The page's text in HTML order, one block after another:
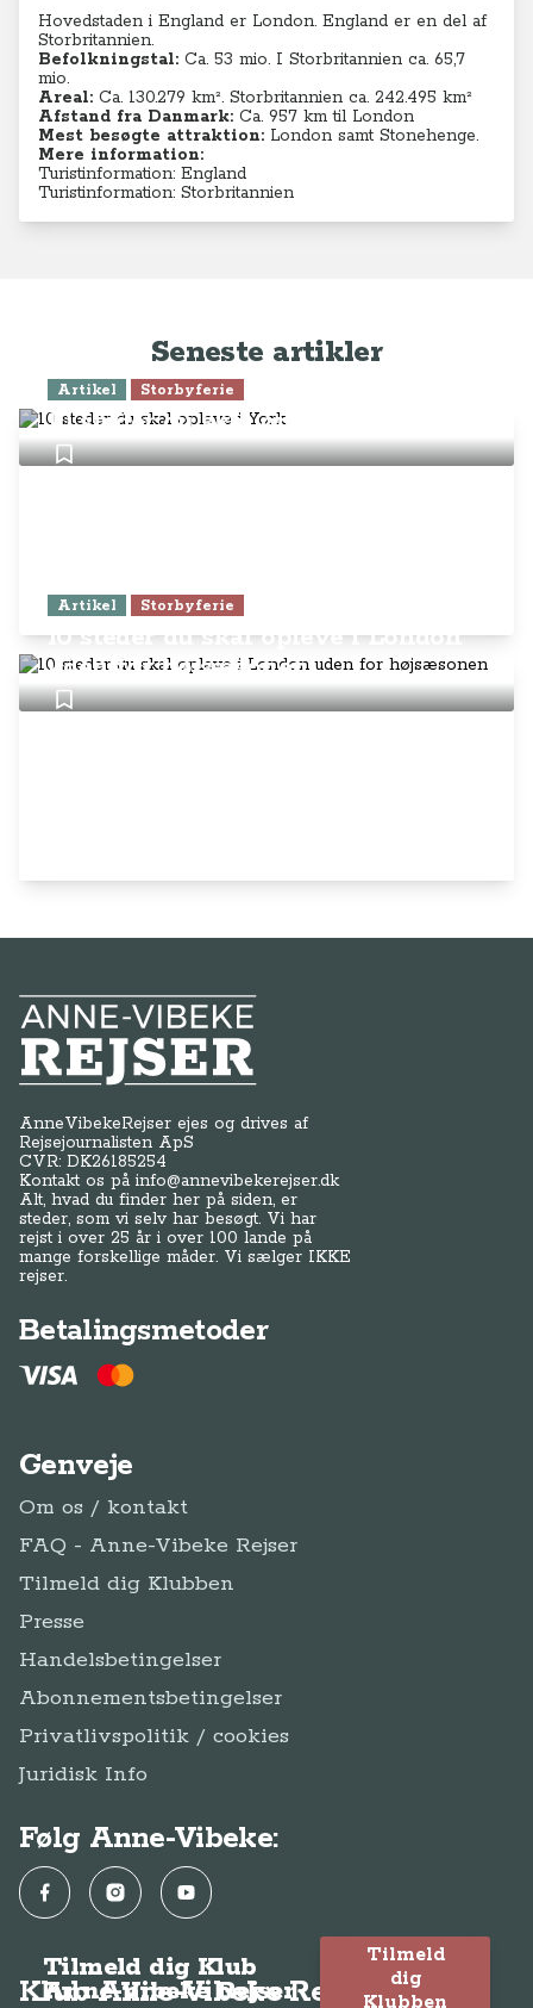
Hovedstaden i England er London. England er en del af
Storbritannien.
Befolkningstal: Ca. 53 mio. I Storbritannien ca. 65,7
mio.
Areal: Ca. 130.279 km². Storbritannien ca. 242.495 km²
Afstand fra Danmark: Ca. 957 km til London
Mest besøgte attraktion: London samt Stonehenge.
Mere information:
Turistinformation: England
Turistinformation: Storbritannien
Seneste artikler
Artikel Storbyferie
10 steder du skal opleve i York
Artikel Storbyferie
10 steder du skal opleve i London
uden for højsæsonen
Anne-Vibeke Rejser
AnneVibekeRejser ejes og drives af
Rejsejournalisten ApS
CVR: DK26185254
Kontakt os påinfo@annevibekerejser.dk
Alt, hvad du finder her på siden, er
steder, som vi selv har besøgt. Vi har
rejst i over 25 år i over 100 lande på
mange forskellige måder. Vi sælger IKKE
rejser.
Betalingsmetoder
Genveje
Om os / kontakt
FAQ - Anne-Vibeke Rejser
Tilmeld dig Klubben
Presse
Handelsbetingelser
Abonnementsbetingelser
Privatlivspolitik / cookies
Juridisk Info
Følg Anne-Vibeke:
FacebookInstagramYouTube
Klub Anne-Vibeke Rejser
Tilmeld dig Klub
Anne-Vibeke Rejser
Tilmeld
dig
Klubben